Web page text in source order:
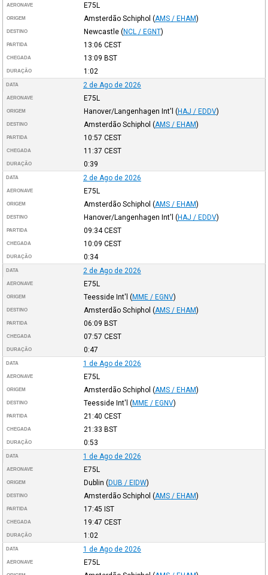
AERONAVE E75L
ORIGEM Amsterdão Schiphol (AMS / EHAM)
DESTINO Newcastle (NCL / EGNT)
PARTIDA 13:06 CEST
CHEGADA 13:09 BST
DURAÇÃO 1:02
DATA 2 de Ago de 2026
AERONAVE E75L
ORIGEM Hanover/Langenhagen Int'l (HAJ / EDDV)
DESTINO Amsterdão Schiphol (AMS / EHAM)
PARTIDA 10:57 CEST
CHEGADA 11:37 CEST
DURAÇÃO 0:39
DATA 2 de Ago de 2026
AERONAVE E75L
ORIGEM Amsterdão Schiphol (AMS / EHAM)
DESTINO Hanover/Langenhagen Int'l (HAJ / EDDV)
PARTIDA 09:34CEST
CHEGADA 10:09 CEST
DURAÇÃO 0:34
DATA 2 de Ago de 2026
AERONAVE E75L
ORIGEM Teesside Int'l (MME / EGNV)
DESTINO Amsterdão Schiphol (AMS / EHAM)
PARTIDA 06:09 BST
CHEGADA 07:57 CEST
DURAÇÃO 0:47
DATA 1 de Ago de 2026
AERONAVE E75L
ORIGEM Amsterdão Schiphol (AMS / EHAM)
DESTINO Teesside Int'l (MME / EGNV)
PARTIDA 21:40 CEST
CHEGADA 21:33 BST
DURAÇÃO 0:53
DATA 1 de Ago de 2026
AERONAVE E75L
ORIGEM Dublin (DUB / EIDW)
DESTINO Amsterdão Schiphol (AMS / EHAM)
PARTIDA 17:45 IST
CHEGADA 19:47 CEST
DURAÇÃO 1:02
DATA 1 de Ago de 2026
AERONAVE E75L